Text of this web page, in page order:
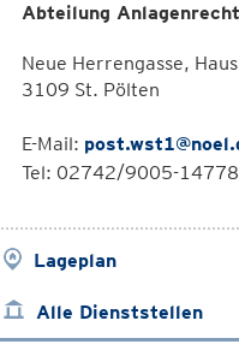
Abteilung Anlagenrecht
Neue Herrengasse,
3109 St. Pölten
E-Mail:
Tel: 02742/9005-14778
Lageplan
Alle Dienststellen